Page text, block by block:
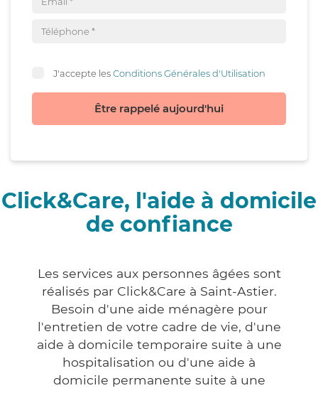
J'accepte lesConditions Générales d'Utilisation
Être rappelé aujourd'hui
Click&Care, l'aide à domicile
de confiance
Les services aux personnes âgées sont
réalisés par Click&Care à Saint-Astier.
Besoin d'une aide ménagère pour
l'entretien de votre cadre de vie, d'une
aide à domicile temporaire suite à une
hospitalisation ou d'une aide à
domicile permanente suite à une